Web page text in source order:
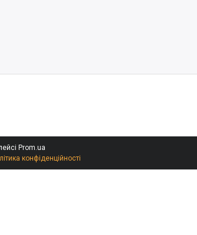
Prom.ua
конфіденційності